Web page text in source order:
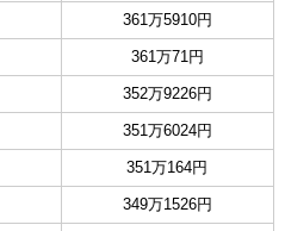
361万5910円
361万71円
352万9226円
351万6024円
351万164円
349万1526円